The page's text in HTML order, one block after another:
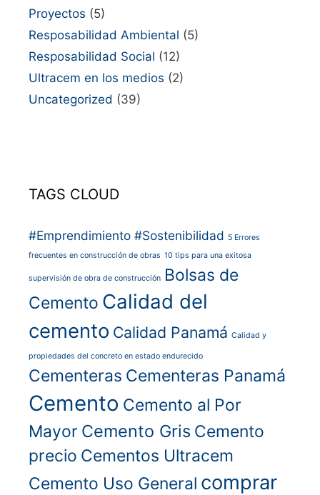
Proyectos (5)
Resposabilidad Ambiental (5)
Resposabilidad Social (12)
Ultracem en los medios (2)
Uncategorized (39)
TAGS CLOUD
#Emprendimiento #Sostenibilidad 5 Errores
frecuentes en construcción de obras 10 tips para una exitosa
supervisión de obra de construcción Bolsas de
Cemento Calidad del
cemento Calidad Panamá Calidad y
propiedades del concreto en estado endurecido
Cementeras Cementeras Panamá
Cemento Cemento al Por
Mayor Cemento Gris Cemento
precio Cementos Ultracem
Cemento Uso General comprar